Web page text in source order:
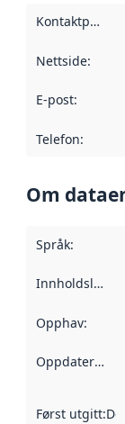
Kontaktpunkt
Nettside:
E-post:
Telefon:
Om
Språk:
Innholdsleverandører
Opphav:
Oppdateringsfrekvens
Først utgitt: